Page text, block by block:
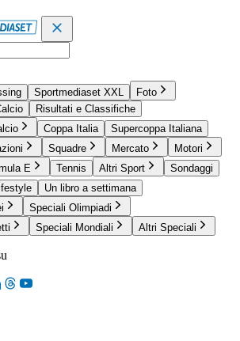
Sportmediaset XXL
Foto
Risultati e Classifiche
Coppa Italia
Supercoppa Italiana
Squadre Mercato
Motori
E Tennis Altri Sport
Sondaggi
Un libro a settimana
Speciali Olimpiadi
Speciali Mondiali Altri Speciali